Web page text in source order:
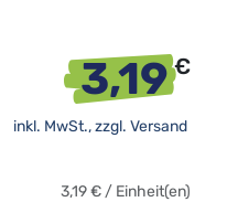
3,19€
inkl. MwSt., zzgl. Versand
3,19€ / Einheit(en)